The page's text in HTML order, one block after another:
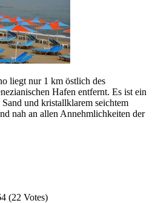
liegt nur 1 km östlich des
Hafen entfernt. Es ist ein
und kristallklarem seichtem
nah an allen Annehmlichkeiten der
(22 Votes)